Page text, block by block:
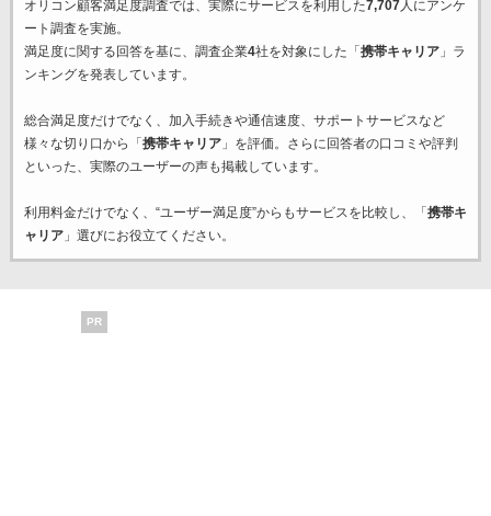
オリコン顧客満足度調査では、実際にサービスを利用した7,707人にアンケ
ート調査を実施。
満足度に関する回答を基に、調査企業4社を対象にした「 携帯キャリア」ラ
ンキングを発表しています。
総合満足度だけでなく、加入手続きや通信速度、サポートサービスなど
様々な切り口から「 携帯キャリア」を評価。さらに回答者の口コミや評判
といった、実際のユーザーの声も掲載しています。
利用料金だけでなく、“ユーザー満足度”からもサービスを比較し、「 携帯キ
ャリア」選びにお役立てください。
PR